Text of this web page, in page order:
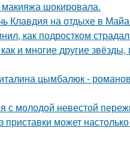
шокировала.
Клавдия на отдыхе в
как подростком
и многие другие
цымбалюк -
с молодой невестой
может